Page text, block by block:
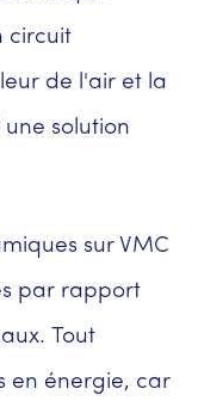
circuit
de l'air et la
solution
sur VMC
par rapport
Tout
en énergie, car